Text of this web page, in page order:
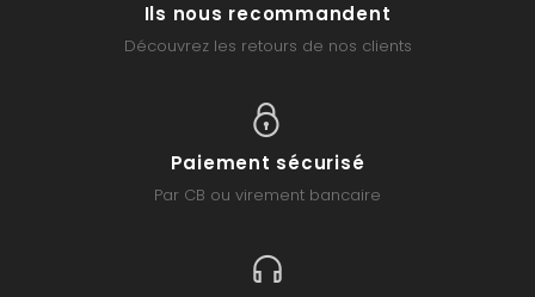
Ils nous recommandent
Découvrez les retours de nos clients
Paiement sécurisé
Par CB ou virement bancaire